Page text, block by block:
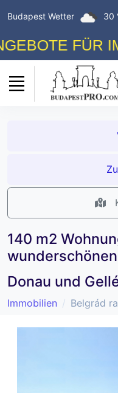
Budapest Wetter 30
FÜR
140 m2
Donau und
Immobilien
Belgrád